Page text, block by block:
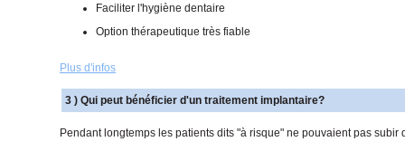
Faciliter l'hygiène dentaire
Option thérapeutique très fiable
Plus d'infos
3 ) Qui peut bénéficier d'un traitement implantaire?
Pendant longtemps les patients dits "à risque" ne pouvaient pas